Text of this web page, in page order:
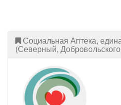
Социальная Аптека,
(Северный,